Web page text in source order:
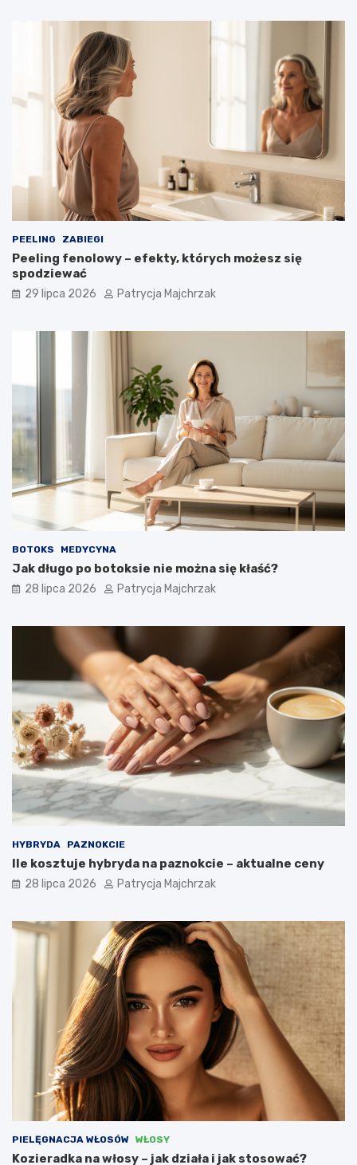
PEELING ZABIEGI
Peeling fenolowy – efekty, których możesz się
spodziewać
29 lipca 2026 Patrycja Majchrzak
BOTOKS MEDYCYNA
Jak długo po botoksie nie można się kłaść?
28 lipca 2026 Patrycja Majchrzak
HYBRYDA PAZNOKCIE
Ile kosztuje hybryda na paznokcie – aktualne ceny
28 lipca 2026 Patrycja Majchrzak
PIELĘGNACJA WŁOSÓW WŁOSY
Kozieradka na włosy – jak działa i jak stosować?